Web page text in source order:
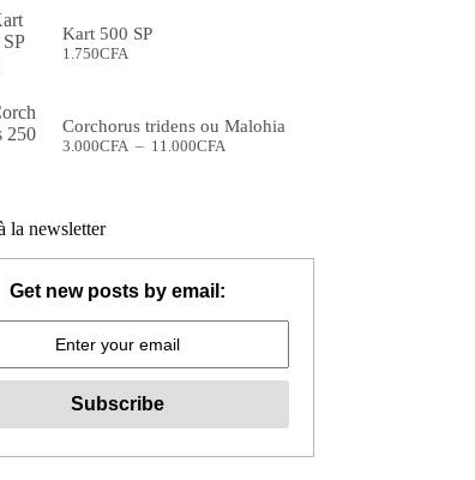
Kart 500 SP
1.750CFA
Corchorus tridens ou Malohia
3.000CFA – 11.000CFA
la newsletter
Get new posts by email: